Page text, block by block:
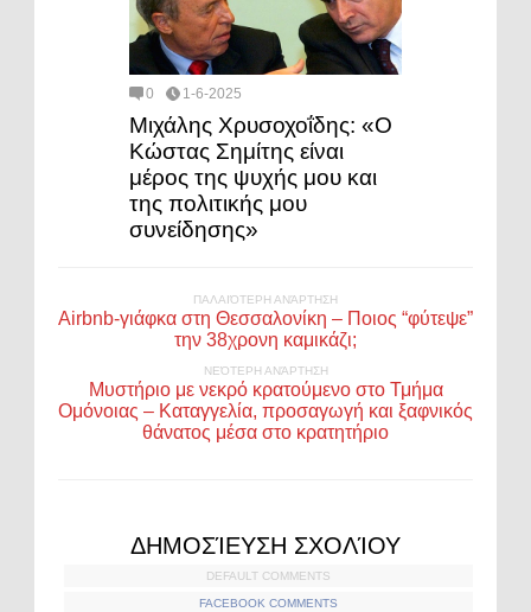
0 1-6-2025
Μιχάλης Χρυσοχοΐδης: «Ο
Κώστας Σημίτης είναι
μέρος της ψυχής μου και
της πολιτικής μου
συνείδησης»
ΠΑΛΑΙΌΤΕΡΗ ΑΝΆΡΤΗΣΗ
Airbnb-γιάφκα στη Θεσσαλονίκη – Ποιος “φύτεψε”
την 38χρονη καμικάζι;
ΝΕΌΤΕΡΗ ΑΝΆΡΤΗΣΗ
Μυστήριο με νεκρό κρατούμενο στο Τμήμα
Ομόνοιας – Καταγγελία, προσαγωγή και ξαφνικός
θάνατος μέσα στο κρατητήριο
ΔΗΜΟΣΊΕΥΣΗ ΣΧΟΛΊΟΥ
DEFAULT COMMENTS
FACEBOOK COMMENTS